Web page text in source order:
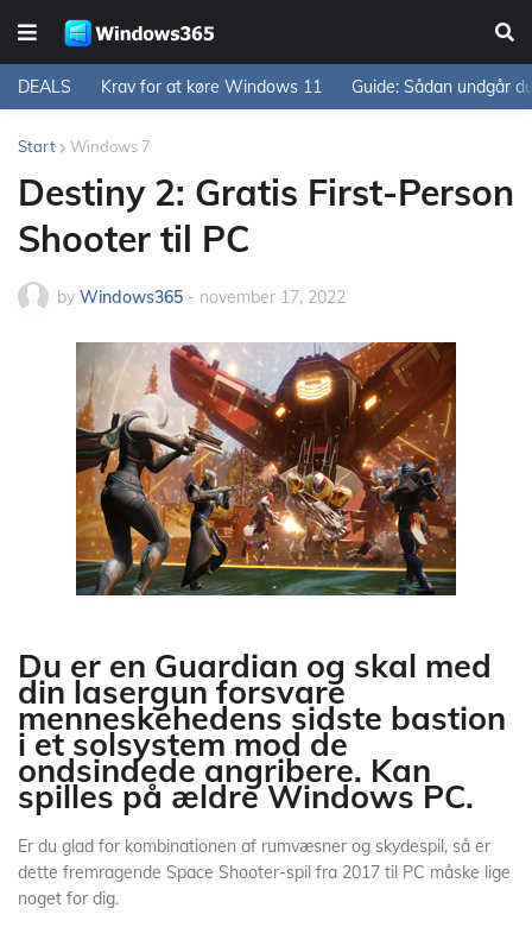
DEALS Krav for at køre Windows 11 Guide: Sådan undgår
Start Windows 7
Destiny 2: Gratis First-Person
Shooter til PC
by Windows365 - november 17, 2022
Du er en Guardian og skal med
din lasergun forsvare
menneskehedens sidste bastion
i et solsystem mod de
ondsindede angribere. Kan
spilles på ældre Windows PC.
Er du glad for kombinationen af rumvæsner og skydespil, så er
dette fremragende Space Shooter-spil fra 2017 til PC måske lige
noget for dig.